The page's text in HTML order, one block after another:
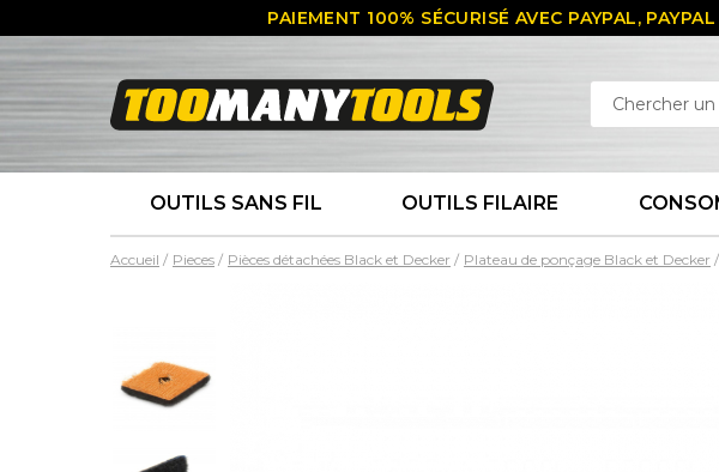
PAIEMENT 100% SÉCURISÉ AVEC PAYPAL,
OUTILS SANS FIL OUTILS FILAIRE
Accueil Pieces Pièces détachées Black et Decker Plateau de ponçage Black et Decker